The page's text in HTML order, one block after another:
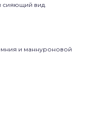
сияющий вид.
и маннуроновой